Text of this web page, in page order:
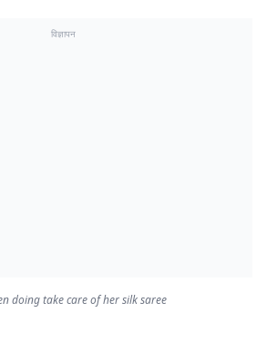
विज्ञापन
doing take care of her silk saree